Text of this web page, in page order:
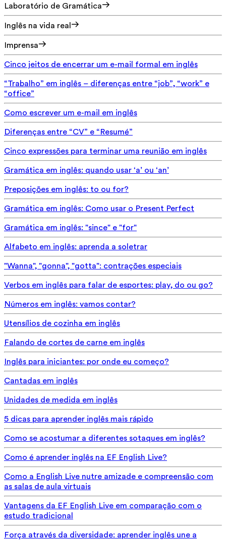
Laboratório de Gramática
Inglês na vida real
Imprensa
Cinco jeitos de encerrar um e-mail formal em inglês
“Trabalho” em inglês – diferenças entre “job”, “work” e
“office”
Como escrever um e-mail em inglês
Diferenças entre “CV” e “Resumé”
Cinco expressões para terminar uma reunião em inglês
Gramática em inglês: quando usar ‘a’ ou ‘an’
Preposições em inglês: to ou for?
Gramática em inglês: Como usar o Present Perfect
Gramática em inglês: "since" e "for"
Alfabeto em inglês: aprenda a soletrar
"Wanna", "gonna", "gotta": contrações especiais
Verbos em inglês para falar de esportes: play, do ou go?
Números em inglês: vamos contar?
Utensílios de cozinha em inglês
Falando de cortes de carne em inglês
Inglês para iniciantes: por onde eu começo?
Cantadas em inglês
Unidades de medida em inglês
5 dicas para aprender inglês mais rápido
Como se acostumar a diferentes sotaques em inglês?
Como é aprender inglês na EF English Live?
Como a English Live nutre amizade e compreensão com
as salas de aula virtuais
Vantagens da EF English Live em comparação com o
estudo tradicional
Força através da diversidade: aprender inglês une a